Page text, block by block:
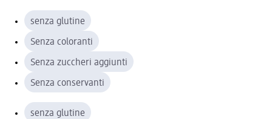
senza glutine
Senza coloranti
Senza zuccheri aggiunti
Senza conservanti
senza glutine